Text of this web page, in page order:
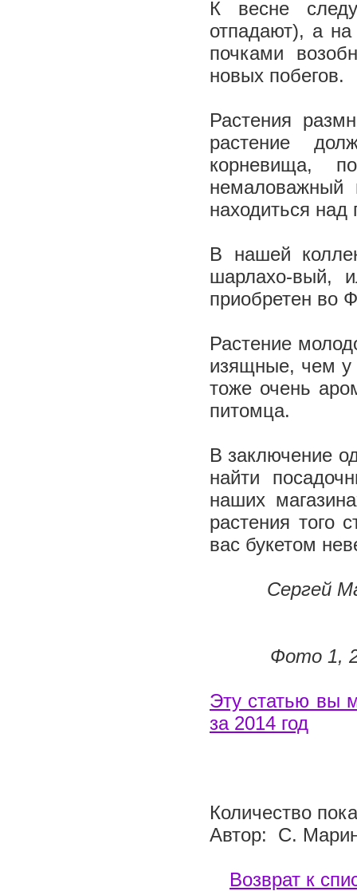
К весне
отпадают), а
почками
новых побегов.
Растения
растение
корневища,
немаловажный
находиться
В нашей
шарлахо-вый,
приобретен во
Растение
изящные, чем у
тоже очень
питомца.
В заключение
найти
наших
растения того
вас букетом
Сергей
Фото 1,
Эту статью вы
за 2014 год
Количество
Автор: С.
Возврат к